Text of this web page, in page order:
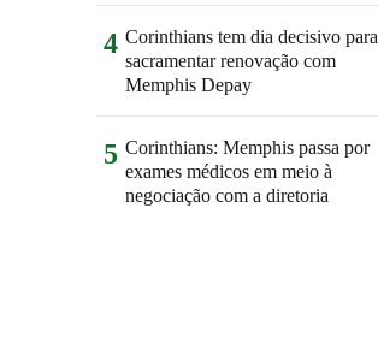
4 Corinthians tem dia decisivo para
sacramentar renovação com
Memphis Depay
5 Corinthians: Memphis passa por
exames médicos em meio à
negociação com a diretoria